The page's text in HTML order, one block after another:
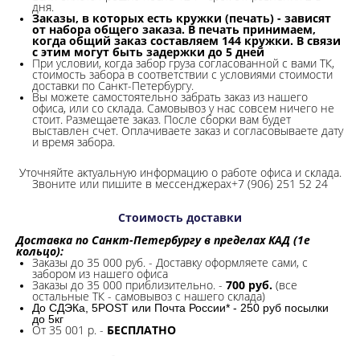
дня.
Заказы, в которых есть кружки (печать) - зависят
от набора общего заказа. В печать принимаем,
когда общий заказ составляем 144 кружки. В связи
с этим могут быть задержки до 5 дней
При условии, когда забор груза согласованной с вами ТК,
стоимость забора в соответствии с условиями стоимости
доставки по Санкт-Петербургу.
Вы можете самостоятельно забрать заказ из нашего
офиса, или со склада. Самовывоз у нас совсем ничего не
стоит. Размещаете заказ. После сборки вам будет
выставлен счет. Оплачиваете заказ и согласовываете дату
и время забора.
Уточняйте актуальную информацию о работе офиса и склада.
Звоните или пишите в мессенджерах+7 (906) 251 52 24
Стоимость доставки
Доставка по Санкт-Петербургу в пределах КАД (1е
кольцо):
Заказы до 35 000 руб. - Доставку оформляете сами, с
забором из нашего офиса
Заказы до 35 000 приблизительно. - 700 руб. (все
остальные ТК - самовывоз с нашего склада)
До СДЭКа, 5POST или Почта России* - 250 руб посылки
до 5кг
От 35 001 р. - БЕСПЛАТНО